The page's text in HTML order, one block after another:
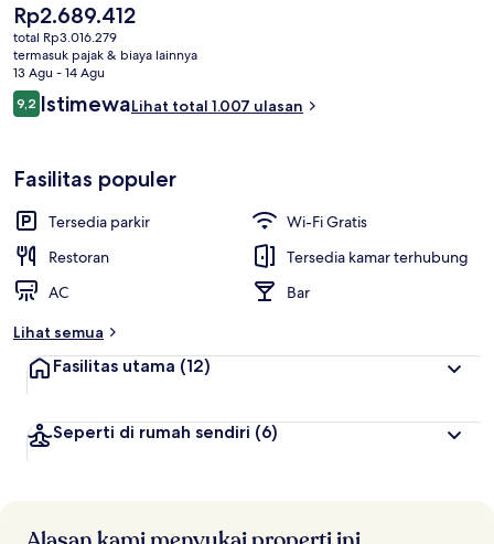
Sta. Maria Madalena dan Pemberhentian Rua da Conceição (12E)
hanya beberapa langkah.
Harga
saat
ini
Rp2.689.412
Rp2.689.412
total Rp3.016.279
termasuk pajak & biaya lainnya
13 Agu - 14 Agu
Ulasan
9,29,2 dari 10
IstimewaLihat total 1.007 ulasan
Fasilitas populer
Tersedia parkir
Wi-Fi Gratis
Restoran
Tersedia kamar terhubung
AC
Bar
Lihat semua
Fasilitas utama (12)
Seperti di rumah sendiri (6)